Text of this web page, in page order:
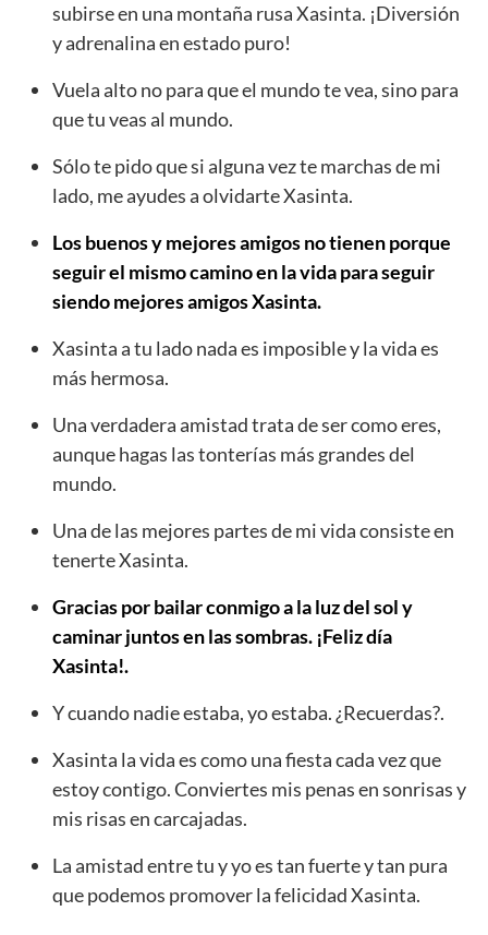
subirse en una montaña rusa Xasinta. ¡Diversión
y adrenalina en estado puro!
Vuela alto no para que el mundo te vea, sino para
que tu veas al mundo.
Sólo te pido que si alguna vez te marchas de mi
lado, me ayudes a olvidarte Xasinta.
Los buenos y mejores amigos no tienen porque
seguir el mismo camino en la vida para seguir
siendo mejores amigos Xasinta.
Xasinta a tu lado nada es imposible y la vida es
más hermosa.
Una verdadera amistad trata de ser como eres,
aunque hagas las tonterías más grandes del
mundo.
Una de las mejores partes de mi vida consiste en
tenerte Xasinta.
Gracias por bailar conmigo a la luz del sol y
caminar juntos en las sombras. ¡Feliz día
Xasinta!.
Y cuando nadie estaba, yo estaba. ¿Recuerdas?.
Xasinta la vida es como una fiesta cada vez que
estoy contigo. Conviertes mis penas en sonrisas y
mis risas en carcajadas.
La amistad entre tu y yo es tan fuerte y tan pura
que podemos promover la felicidad Xasinta.